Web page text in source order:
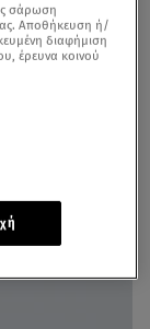
στην
πένθος της
κηδείας του
σάρωση
Αποθήκευση ή/
διαφήμιση
έρευνα κοινού